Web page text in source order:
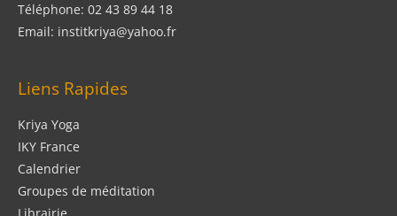
Téléphone: 02 43 89 44 18
Email: institkriya@yahoo.fr
Liens Rapides
Kriya Yoga
IKY France
Calendrier
Groupes de méditation